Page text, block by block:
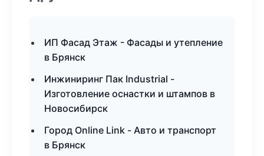
ИП Фасад Этаж - Фасады и утепление
в Брянск
Инжиниринг Пак Industrial -
Изготовление оснастки и штампов в
Новосибирск
Город Online Link - Авто и транспорт
в Брянск